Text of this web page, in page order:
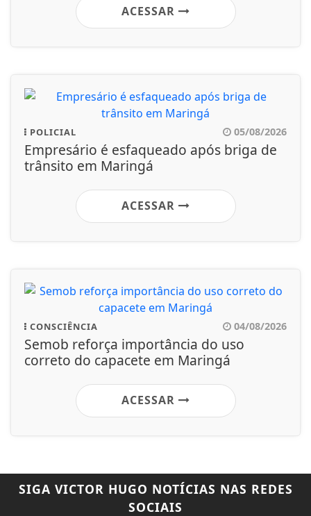
ACESSAR
POLICIAL 05/08/2026
Empresário é esfaqueado após briga de
trânsito em Maringá
ACESSAR
CONSCIÊNCIA 04/08/2026
Semob reforça importância do uso
correto do capacete em Maringá
ACESSAR
SIGA VICTOR HUGO NOTÍCIAS NAS REDES
SOCIAIS